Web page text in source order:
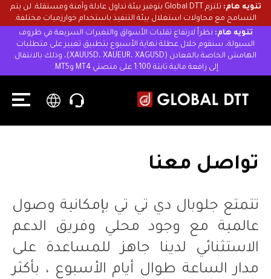
تنويه هام:
تلتزم Global DTT بتوفير بيئة تداول عادلة وآمنة ومستقلة. لن يتم
التسامح مع محاولات استغلال بيئة التنفيذ باستخدام خوارزميات مختلفة.
تنويه هام: نظراً لارتفاع تقلبات الأسواق والتغيرات السريعة في ظروف
السيولة، سنقوم خلال عطلة نهاية الأسبوع بتطبيق تغيير على متطلبات
الهامش الخاصة بالمعادن (XAUUSD، XAUEUR، XAGUSD)، وذلك بالانتقال
إلى رافعة مالية ثابتة 1:100 على منصتي MT4 وMT5.
تواصل معنا
تتمتع جلوبال دي تي تي بإمكانية وصول
عالمية مع وجود محلي وفريق الدعم
الاستثنائي لدينا جاهز للمساعدة على
مدار الساعة طوال أيام الأسبوع ، بأكثر